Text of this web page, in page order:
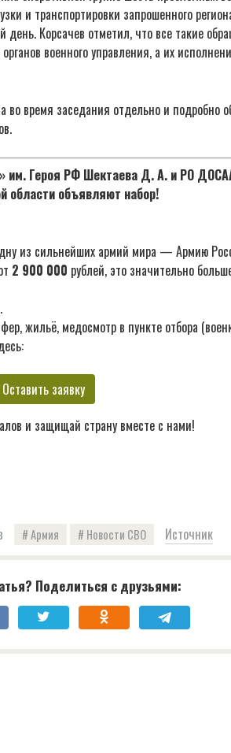
и транспортировки запрошенного
Корсачев отметил, что все такие
военного управления, а их
во время заседания отдельно и подробно
им. Героя РФ Шектаева Д. А. и РО
области объявляют набор!
из сильнейших армий мира — Армию
2 900 000 рублей, это значительно
жильё, медосмотр в пункте отбора
Оставить заявку
и защищай страну вместе с нами!
Армия Новости СВО Источник
Поделиться с друзьями: